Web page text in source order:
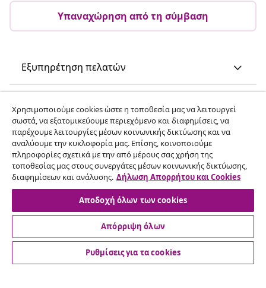
Υπαναχώρηση από τη σύμβαση
Εξυπηρέτηση πελατών
vidaXL
Ανακαλύψτε περισσότερα
© 2008-2026 vidaXL Ο ιστότοπος www.vidaxl.gr αποτελεί
Χρησιμοποιούμε cookies ώστε η τοποθεσία μας να λειτουργεί
σωστά, να εξατομικεύουμε περιεχόμενο και διαφημίσεις, να
παρέχουμε λειτουργίες μέσων κοινωνικής δικτύωσης και να
αναλύουμε την κυκλοφορία μας. Επίσης, κοινοποιούμε
πληροφορίες σχετικά με την από μέρους σας χρήση της
τοποθεσίας μας στους συνεργάτες μέσων κοινωνικής δικτύωσης,
διαφημίσεων και ανάλυσης. Δήλωση Απορρήτου και Cookies
Αποδοχή όλων των cookies
Απόρριψη όλων
Ρυθμίσεις για τα cookies